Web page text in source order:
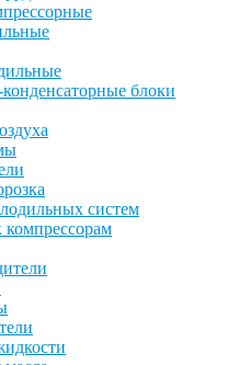
блоки
систем
компрессорам